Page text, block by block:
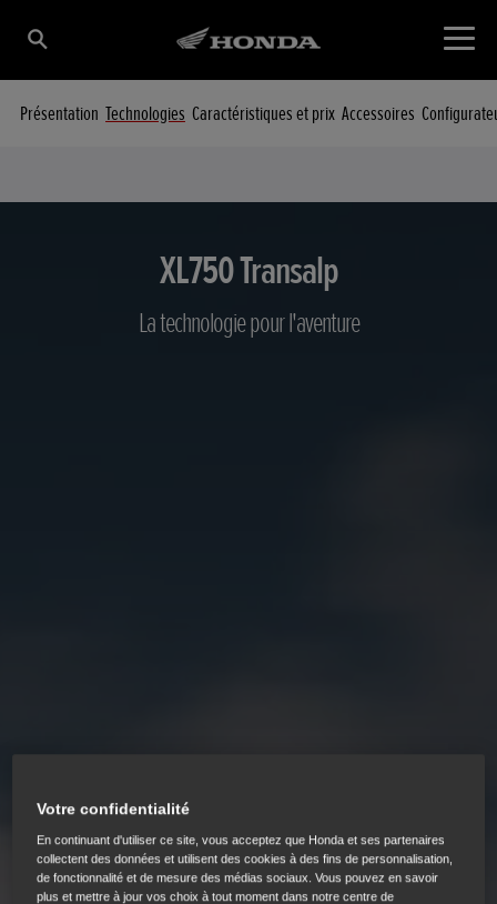
Présentation Technologies Caractéristiques et prix Accessoires
XL750 Transalp
La technologie pour l'aventure
Votre confidentialité
En continuant d'utiliser ce site, vous acceptez que Honda et ses partenaires
collectent des données et utilisent des cookies à des fins de personnalisation,
de fonctionnalité et de mesure des médias sociaux. Vous pouvez en savoir
plus et mettre à jour vos choix à tout moment dans notre centre de